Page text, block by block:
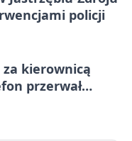
policji
kierownicą
przerwał